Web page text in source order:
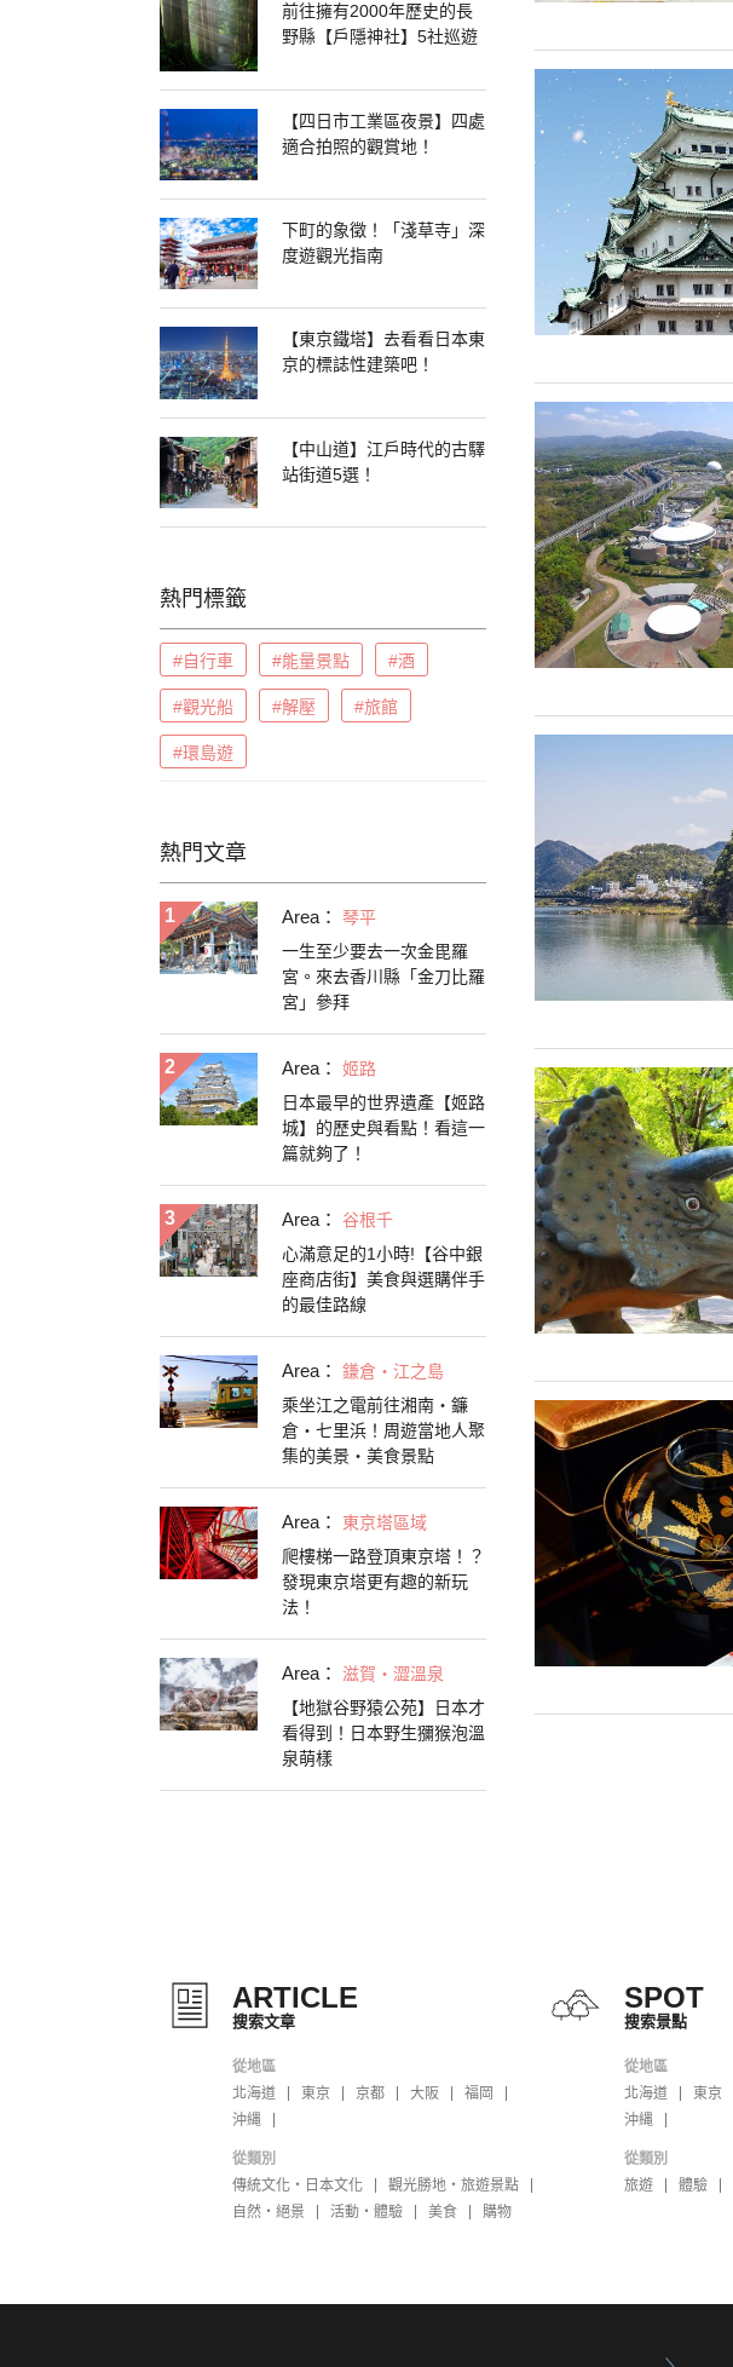
前往擁有2000年歷史的長
野縣【戶隱神社】5社巡遊
【四日市工業區夜景】四處
適合拍照的觀賞地！
下町的象徵！「淺草寺」深
度遊觀光指南
【東京鐵塔】去看看日本東
京的標誌性建築吧！
【中山道】江戶時代的古驛
站街道5選！
熱門標籤
#自行車 #能量景點 #酒
#觀光船 #解壓 #旅館
#環島遊
熱門文章
Area：
琴平
一生至少要去一次金毘羅
宮。來去香川縣「金刀比羅
宮」參拜
Area：
姬路
日本最早的世界遺產【姬路
城】的歷史與看點！看這一
篇就夠了！
Area：
谷根千
心滿意足的1小時!【谷中銀
座商店街】美食與選購伴手
的最佳路線
Area：
鎌倉・江之島
乘坐江之電前往湘南・鐮
倉・七里浜！周遊當地人聚
集的美景・美食景點
Area：
東京塔區域
爬樓梯一路登頂東京塔！？
發現東京塔更有趣的新玩
法！
Area：
滋賀・澀溫泉
【地獄谷野猿公苑】日本才
看得到！日本野生獼猴泡溫
泉萌樣
ARTICLE
搜索文章
從地區
北海道
東京 京都 大阪
福岡
沖縄
從類別
傳統文化・日本文化
觀光勝地・旅遊景點
自然・絕景
活動・體驗 美食 購物
SPOT
搜索景點
從地區
北海道
東京
沖縄
從類別
旅遊
體驗